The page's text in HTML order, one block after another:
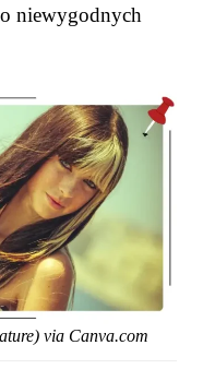
niewygodnych
via Canva.com